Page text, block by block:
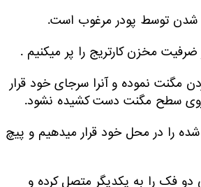
شدن توسط پودر مرغوب است.
مگنت نموده و آنرا سرجای خود قرار
سطح مگنت دست کشیده نشود.
را در محل خود قرار میدهیم و پیچ
دو فک را به یکدیگر متصل کرده و